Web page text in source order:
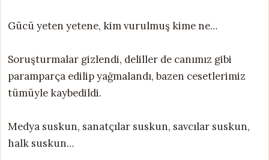
Gücü yeten yetene, kim vurulmuş kime ne…
Soruşturmalar gizlendi, deliller de canımız gibi
paramparça edilip yağmalandı, bazen cesetlerimiz
tümüyle kaybedildi.
Medya suskun, sanatçılar suskun, savcılar suskun,
halk suskun…